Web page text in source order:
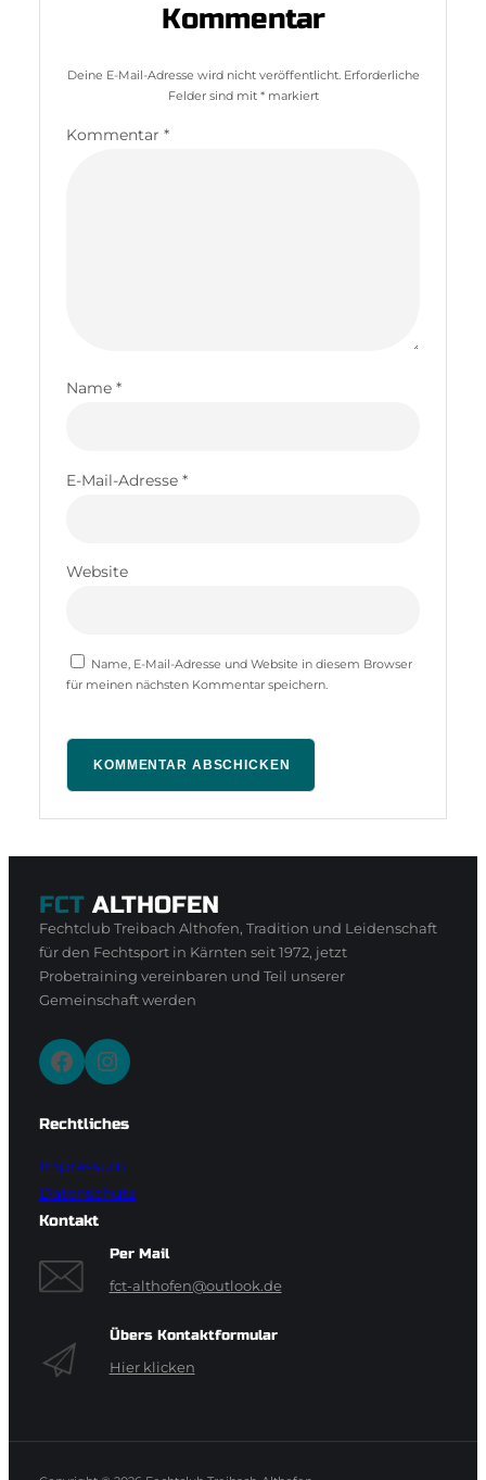
Kommentar
Deine E-Mail-Adresse wird nicht veröffentlicht. Erforderliche
Felder sind mit *markiert
Kommentar *
Name *
E-Mail-Adresse *
Website
Name, E-Mail-Adresse und Website in diesem Browser
für meinen nächsten Kommentar speichern.
FCT ALTHOFEN
Fechtclub Treibach Althofen, Tradition und Leidenschaft
für den Fechtsport in Kärnten seit 1972, jetzt
Probetraining vereinbaren und Teil unserer
Gemeinschaft werden
Facebook Instagram
Rechtliches
Impressum
Datenschutz
Kontakt
Per Mail
fct-althofen@outlook.de
Übers Kontaktformular
Hier klicken